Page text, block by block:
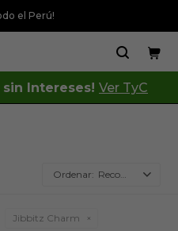
el Perú!
sin Intereses! Ver TyC
Recomendados
Jibbitz Charm